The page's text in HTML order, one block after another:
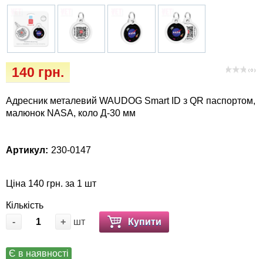
( 0 )
140 грн.
Адресник металевий WAUDOG Smart ID з QR паспортом,
малюнок NASA, коло Д-30 мм
Артикул: 230-0147
Ціна 140 грн. за 1 шт
Кількість
-
+ шт Купити
Є в наявності
Ласощі та корма
Vet Diet Canine Wet - ветеринарные диеты
для собак
Лежаки, будиночки, охолоджуючи
килимки
Миски, автогодівниці, поілки
матеріали